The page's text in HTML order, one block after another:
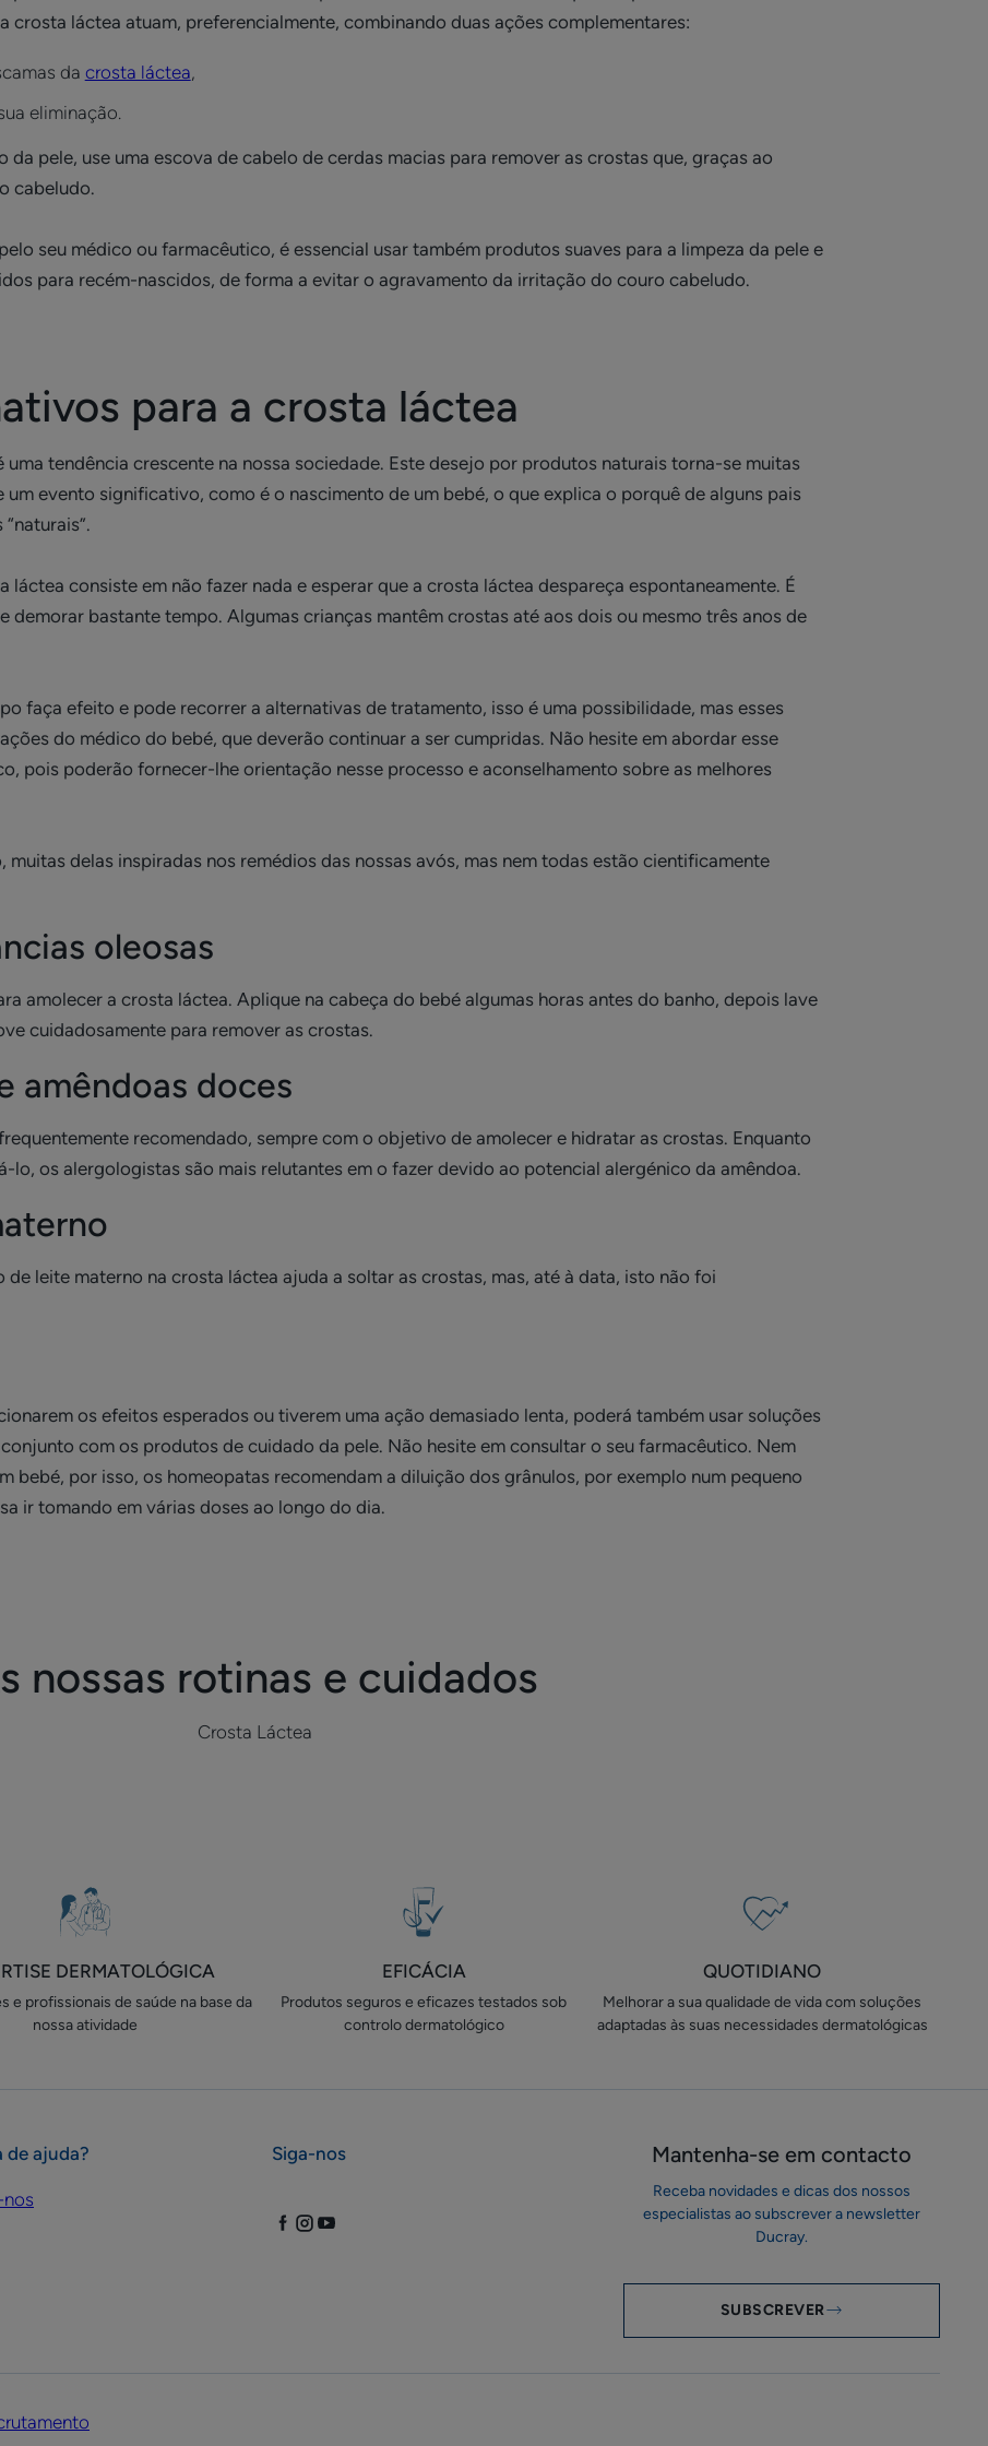
láctea atuam, preferencialmente, combinando duas ações complementares:
da crosta láctea,
eliminação.
pele, use uma escova de cabelo de cerdas macias para remover as crostas que, graças ao
cabeludo.
seu médico ou farmacêutico, é essencial usar também produtos suaves para a limpeza da pele e
para recém-nascidos, de forma a evitar o agravamento da irritação do couro cabeludo.
para a crosta láctea
tendência crescente na nossa sociedade. Este desejo por produtos naturais torna-se muitas
evento significativo, como é o nascimento de um bebé, o que explica o porquê de alguns pais
consiste em não fazer nada e esperar que a crosta láctea despareça espontaneamente. É
demorar bastante tempo. Algumas crianças mantêm crostas até aos dois ou mesmo três anos de
faça efeito e pode recorrer a alternativas de tratamento, isso é uma possibilidade, mas esses
do médico do bebé, que deverão continuar a ser cumpridas. Não hesite em abordar esse
pois poderão fornecer-lhe orientação nesse processo e aconselhamento sobre as melhores
delas inspiradas nos remédios das nossas avós, mas nem todas estão cientificamente
oleosas
amolecer a crosta láctea. Aplique na cabeça do bebé algumas horas antes do banho, depois lave
cuidadosamente para remover as crostas.
amêndoas doces
recomendado, sempre com o objetivo de amolecer e hidratar as crostas. Enquanto
os alergologistas são mais relutantes em o fazer devido ao potencial alergénico da amêndoa.
leite materno na crosta láctea ajuda a soltar as crostas, mas, até à data, isto não foi
os efeitos esperados ou tiverem uma ação demasiado lenta, poderá também usar soluções
com os produtos de cuidado da pele. Não hesite em consultar o seu farmacêutico. Nem
bebé, por isso, os homeopatas recomendam a diluição dos grânulos, por exemplo num pequeno
ir tomando em várias doses ao longo do dia.
nossas rotinas e cuidados
Crosta Láctea
DERMATOLÓGICA
e profissionais de saúde na base da
nossa atividade
EFICÁCIA
Produtos seguros e eficazes testados sob
controlo dermatológico
QUOTIDIANO
Melhorar a sua qualidade de vida com soluções
adaptadas às suas necessidades dermatológicas
Mantenha-se em ​contacto
Receba novidades e dicas dos nossos
especialistas ao subscrever a newsletter
Ducray.
SUBSCREVER
de ajuda? Siga-nos